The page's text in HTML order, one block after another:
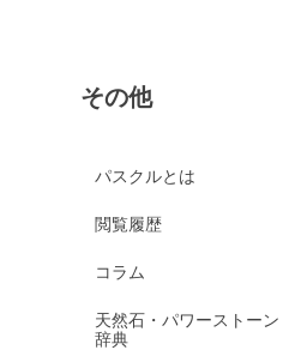
その他
パスクルとは
閲覧履歴
コラム
天然石・パワーストーン
辞典